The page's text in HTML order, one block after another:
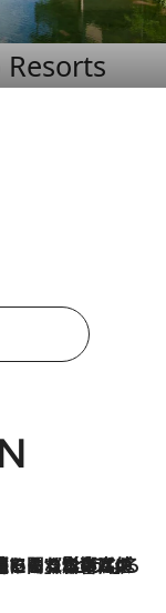
る影響はいつまで続く？《エネルギー専門家に聞く“どうなる日本の暮らし”》